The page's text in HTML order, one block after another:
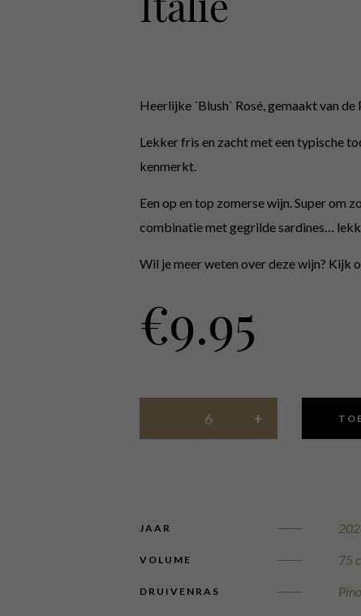
Heerlijke ´Blush` Rosé, gemaakt van
Lekker fris en zacht met een typische
kenmerkt.
Een op en top zomerse wijn. Super om
combinatie met gegrilde sardines…
Wil je meer weten over deze wijn?
€9.95
JAAR
VOLUME 75
DRUIVENRAS